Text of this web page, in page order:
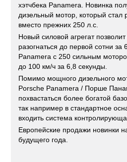
хэтчбека Panamera. Новинка
дизельный мотор, который стал
вместо прежних 250 л.с.
Новый силовой агрегат
разогнаться до первой сотни за
Panamera с 250 сильным
до 100 км/ч за 6,8 секунды.
Помимо мощного дизельного
Porsche Panamera / Порше
похвастаться более богатой
так например в стандартное
входить система
Европейские продажи новинки
будущего года.